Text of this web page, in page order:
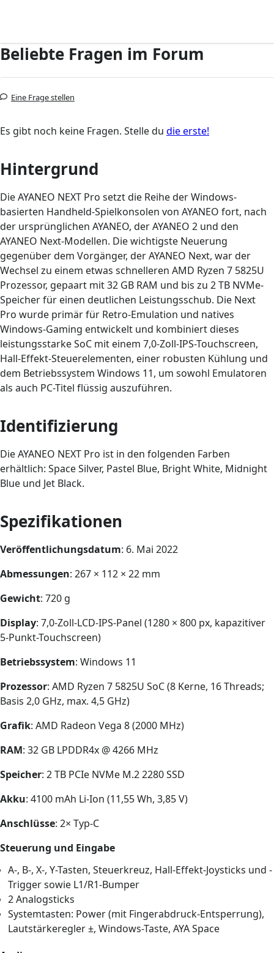
Beliebte Fragen im Forum
Eine Frage stellen
Es gibt noch keine Fragen. Stelle du die erste!
Hintergrund
Die AYANEO NEXT Pro setzt die Reihe der Windows-
basierten Handheld-Spielkonsolen von AYANEO fort, nach
der ursprünglichen AYANEO, der AYANEO 2 und den
AYANEO Next-Modellen. Die wichtigste Neuerung
gegenüber dem Vorgänger, der AYANEO Next, war der
Wechsel zu einem etwas schnelleren AMD Ryzen 7 5825U
Prozessor, gepaart mit 32 GB RAM und bis zu 2 TB NVMe-
Speicher für einen deutlichen Leistungsschub. Die Next
Pro wurde primär für Retro-Emulation und natives
Windows-Gaming entwickelt und kombiniert dieses
leistungsstarke SoC mit einem 7,0-Zoll-IPS-Touchscreen,
Hall-Effekt-Steuerelementen, einer robusten Kühlung und
dem Betriebssystem Windows 11, um sowohl Emulatoren
als auch PC-Titel flüssig auszuführen.
Identifizierung
Die AYANEO NEXT Pro ist in den folgenden Farben
erhältlich: Space Silver, Pastel Blue, Bright White, Midnight
Blue und Jet Black.
Spezifikationen
Veröffentlichungsdatum: 6. Mai 2022
Abmessungen: 267 × 112 × 22 mm
Gewicht: 720 g
Display: 7,0-Zoll-LCD-IPS-Panel (1280 × 800 px, kapazitiver
5-Punkt-Touchscreen)
Betriebssystem: Windows 11
Prozessor: AMD Ryzen 7 5825U SoC (8 Kerne, 16 Threads;
Basis 2,0 GHz, max. 4,5 GHz)
Grafik: AMD Radeon Vega 8 (2000 MHz)
RAM: 32 GB LPDDR4x @ 4266 MHz
Speicher: 2 TB PCIe NVMe M.2 2280 SSD
Akku: 4100 mAh Li-Ion (11,55 Wh, 3,85 V)
Anschlüsse: 2× Typ-C
Steuerung und Eingabe
A-, B-, X-, Y-Tasten, Steuerkreuz, Hall-Effekt-Joysticks und -
Trigger sowie L1/R1-Bumper
2 Analogsticks
Systemtasten: Power (mit Fingerabdruck-Entsperrung),
Lautstärkeregler ±, Windows-Taste, AYA Space